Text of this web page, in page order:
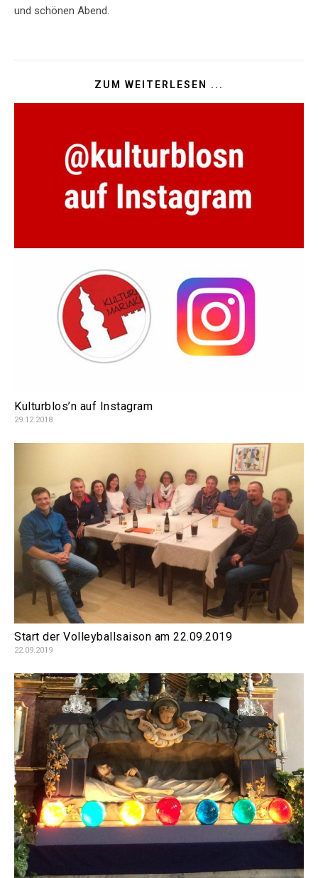
und schönen Abend.
ZUM WEITERLESEN ...
Kulturblos’n auf Instagram
29.12.2018
Start der Volleyballsaison am 22.09.2019
22.09.2019